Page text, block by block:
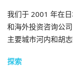
我们于 2001 年在
和海外投资咨询公
主要城市河内和胡
探索